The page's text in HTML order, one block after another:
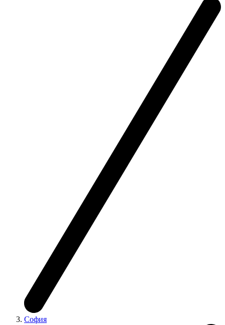
София